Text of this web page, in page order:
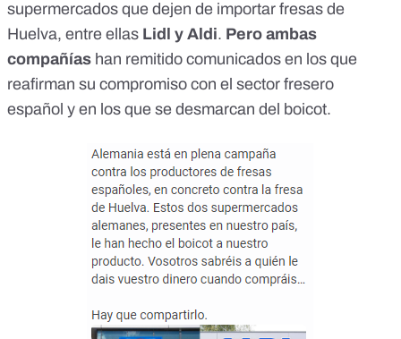
supermercados que dejen de importar fresas de
Huelva, entre ellas Lidl y Aldi. Pero ambas
compañías han remitido comunicados en los que
reafirman su compromiso con el sector fresero
español y en los que se desmarcan del boicot.